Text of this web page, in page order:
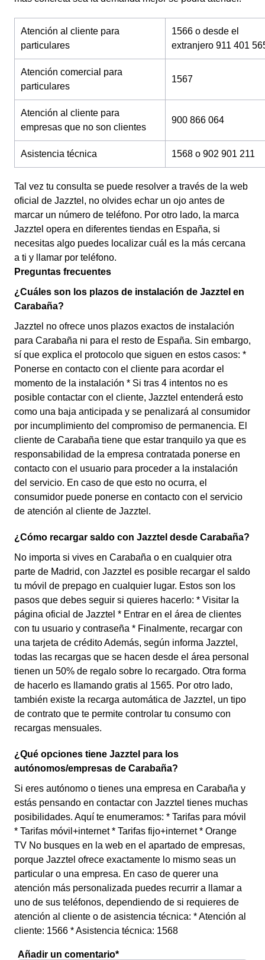
Atención al cliente para
particulares
1566 o desde el
extranjero 911 401
Atención comercial para
particulares
1567
Atención al cliente para
empresas que no son clientes
900 866 064
Asistencia técnica 1568 o 902 901 211
Tal vez tu consulta se puede resolver a través de la web
oficial de Jazztel, no olvides echar un ojo antes de
marcar un número de teléfono. Por otro lado, la marca
Jazztel opera en diferentes tiendas en España, si
necesitas algo puedes localizar cuál es la más cercana
a ti y llamar por teléfono.
Preguntas frecuentes
¿Cuáles son los plazos de instalación de Jazztel en
Carabaña?
Jazztel no ofrece unos plazos exactos de instalación
para Carabaña ni para el resto de España. Sin embargo,
sí que explica el protocolo que siguen en estos casos: *
Ponerse en contacto con el cliente para acordar el
momento de la instalación * Si tras 4 intentos no es
posible contactar con el cliente, Jazztel entenderá esto
como una baja anticipada y se penalizará al consumidor
por incumplimiento del compromiso de permanencia. El
cliente de Carabaña tiene que estar tranquilo ya que es
responsabilidad de la empresa contratada ponerse en
contacto con el usuario para proceder a la instalación
del servicio. En caso de que esto no ocurra, el
consumidor puede ponerse en contacto con el servicio
de atención al cliente de Jazztel.
¿Cómo recargar saldo con Jazztel desde Carabaña?
No importa si vives en Carabaña o en cualquier otra
parte de Madrid, con Jazztel es posible recargar el saldo
tu móvil de prepago en cualquier lugar. Estos son los
pasos que debes seguir si quieres hacerlo: * Visitar la
página oficial de Jazztel * Entrar en el área de clientes
con tu usuario y contraseña * Finalmente, recargar con
una tarjeta de crédito Además, según informa Jazztel,
todas las recargas que se hacen desde el área personal
tienen un 50% de regalo sobre lo recargado. Otra forma
de hacerlo es llamando gratis al 1565. Por otro lado,
también existe la recarga automática de Jazztel, un tipo
de contrato que te permite controlar tu consumo con
recargas mensuales.
¿Qué opciones tiene Jazztel para los
autónomos/empresas de Carabaña?
Si eres autónomo o tienes una empresa en Carabaña y
estás pensando en contactar con Jazztel tienes muchas
posibilidades. Aquí te enumeramos: * Tarifas para móvil
* Tarifas móvil+internet * Tarifas fijo+internet * Orange
TV No busques en la web en el apartado de empresas,
porque Jazztel ofrece exactamente lo mismo seas un
particular o una empresa. En caso de querer una
atención más personalizada puedes recurrir a llamar a
uno de sus teléfonos, dependiendo de si requieres de
atención al cliente o de asistencia técnica: * Atención al
cliente: 1566 * Asistencia técnica: 1568
Añadir un comentario*